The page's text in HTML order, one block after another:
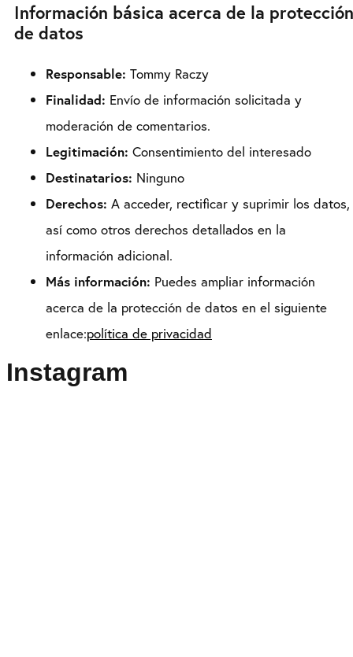
Información básica acerca de la protección
de datos
Responsable: Tommy Raczy
Finalidad: Envío de información solicitada y
moderación de comentarios.
Legitimación: Consentimiento del interesado
Destinatarios: Ninguno
Derechos: A acceder, rectificar y suprimir los datos,
así como otros derechos detallados en la
información adicional.
Más información: Puedes ampliar información
acerca de la protección de datos en el siguiente
enlace:política de privacidad
Instagram